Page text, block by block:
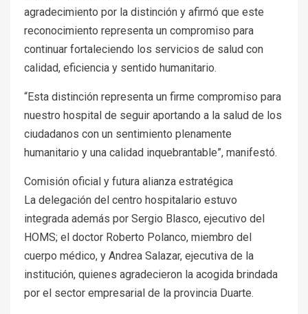
agradecimiento por la distinción y afirmó que este
reconocimiento representa un compromiso para
continuar fortaleciendo los servicios de salud con
calidad, eficiencia y sentido humanitario.
“Esta distinción representa un firme compromiso para
nuestro hospital de seguir aportando a la salud de los
ciudadanos con un sentimiento plenamente
humanitario y una calidad inquebrantable”, manifestó.
Comisión oficial y futura alianza estratégica
La delegación del centro hospitalario estuvo
integrada además por Sergio Blasco, ejecutivo del
HOMS; el doctor Roberto Polanco, miembro del
cuerpo médico, y Andrea Salazar, ejecutiva de la
institución, quienes agradecieron la acogida brindada
por el sector empresarial de la provincia Duarte.